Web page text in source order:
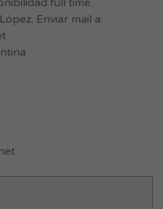
full time.
Enviar mail a: